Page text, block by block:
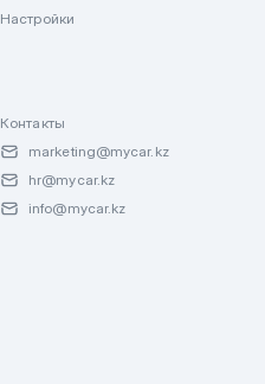
Настройки
Контакты
marketing@mycar.kz
hr@mycar.kz
info@mycar.kz